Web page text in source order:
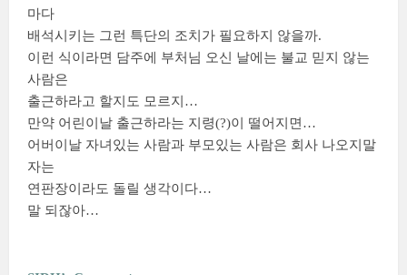
마다
배석시키는 그런 특단의 조치가 필요하지 않을까.
이런 식이라면 담주에 부처님 오신 날에는 불교 믿지 않는
사람은
출근하라고 할지도 모르지…
만약 어린이날 출근하라는 지령(?)이 떨어지면…
어버이날 자녀있는 사람과 부모있는 사람은 회사 나오지말
자는
연판장이라도 돌릴 생각이다…
말 되잖아…